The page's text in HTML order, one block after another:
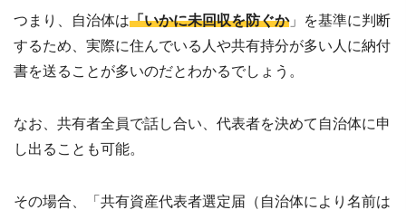
つまり、自治体は「いかに未回収を防ぐか」を基準に判断
するため、実際に住んでいる人や共有持分が多い人に納付
書を送ることが多いのだとわかるでしょう。
なお、共有者全員で話し合い、代表者を決めて自治体に申
し出ることも可能。
その場合、「共有資産代表者選定届（自治体により名前は